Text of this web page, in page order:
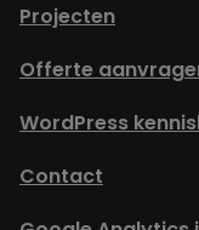
Projecten
Offerte
WordPress
Contact